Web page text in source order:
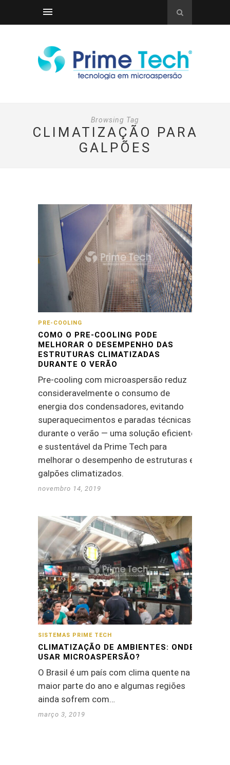
Browsing Tag
CLIMATIZAÇÃO PARA
GALPÕES
PRE-COOLING
COMO O PRE-COOLING PODE
MELHORAR O DESEMPENHO DAS
ESTRUTURAS CLIMATIZADAS
DURANTE O VERÃO
Pre-cooling com microaspersão reduz
consideravelmente o consumo de
energia dos condensadores, evitando
superaquecimentos e paradas técnicas
durante o verão — uma solução eficiente
e sustentável da Prime Tech para
melhorar o desempenho de estruturas e
galpões climatizados.
novembro 14, 2019
SISTEMAS PRIME TECH
CLIMATIZAÇÃO DE AMBIENTES: ONDE
USAR MICROASPERSÃO?
O Brasil é um país com clima quente na
maior parte do ano e algumas regiões
ainda sofrem com…
março 3, 2019